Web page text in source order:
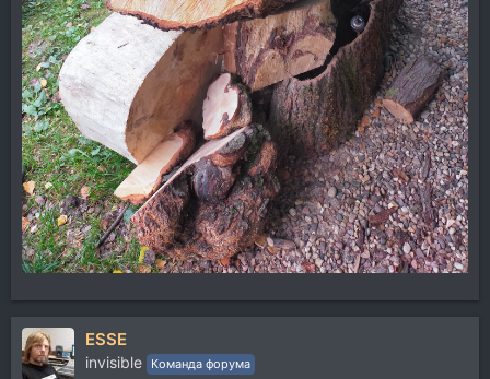
ESSE
invisible Команда форума